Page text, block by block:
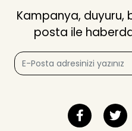
Kampanya, duyuru,
posta ile